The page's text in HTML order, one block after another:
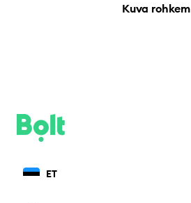
Kuva rohkem
ET